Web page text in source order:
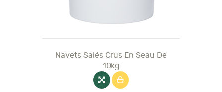
Navets Salés Crus En Seau De
10kg